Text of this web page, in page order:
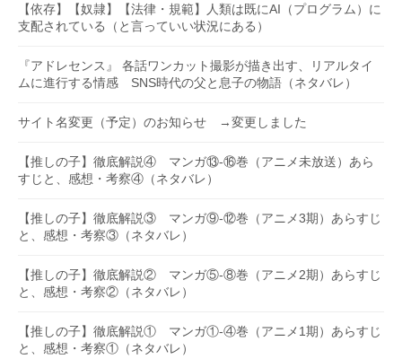
【依存】【奴隷】【法律・規範】人類は既にAI（プログラム）に
支配されている（と言っていい状況にある）
『アドレセンス』 各話ワンカット撮影が描き出す、リアルタイ
ムに進行する情感 SNS時代の父と息子の物語（ネタバレ）
サイト名変更（予定）のお知らせ →変更しました
【推しの子】徹底解説④ マンガ⑬-⑯巻（アニメ未放送）あら
すじと、感想・考察④（ネタバレ）
【推しの子】徹底解説③ マンガ⑨-⑫巻（アニメ3期）あらすじ
と、感想・考察③（ネタバレ）
【推しの子】徹底解説② マンガ⑤-⑧巻（アニメ2期）あらすじ
と、感想・考察②（ネタバレ）
【推しの子】徹底解説① マンガ①-④巻（アニメ1期）あらすじ
と、感想・考察①（ネタバレ）